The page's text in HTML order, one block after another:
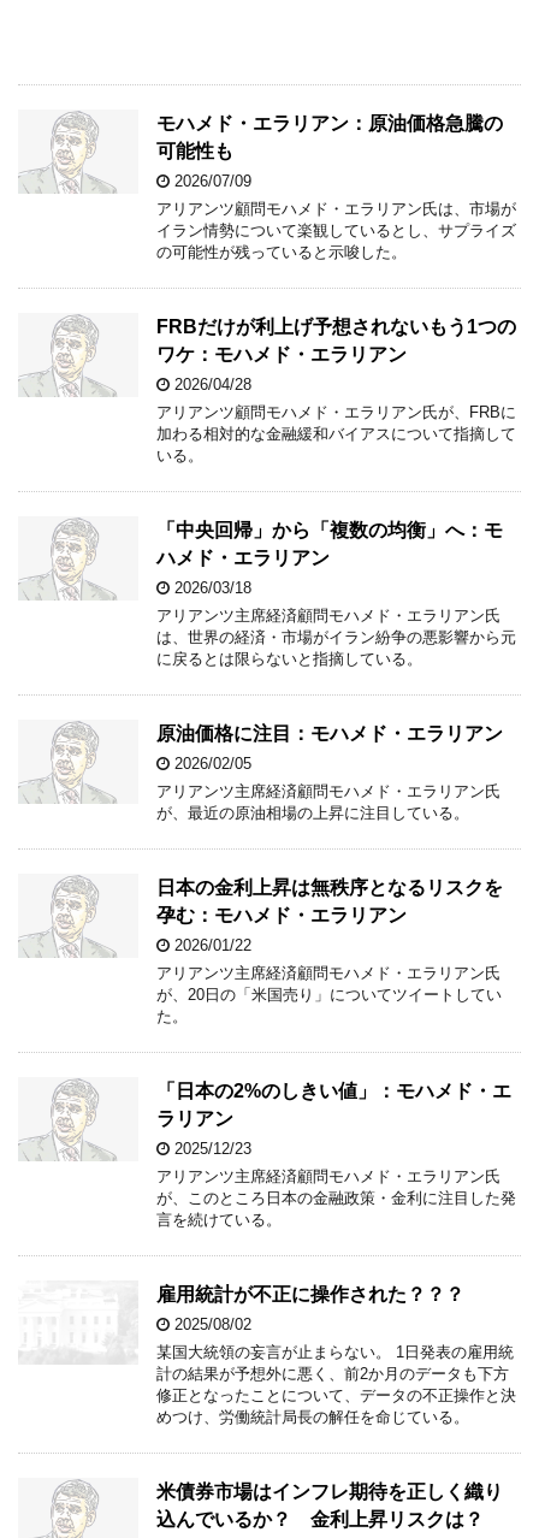
モハメド・エラリアン：原油価格急騰の
可能性も
2026/07/09
アリアンツ顧問モハメド・エラリアン氏は、市場が
イラン情勢について楽観しているとし、サプライズ
の可能性が残っていると示唆した。
FRBだけが利上げ予想されないもう1つの
ワケ：モハメド・エラリアン
2026/04/28
アリアンツ顧問モハメド・エラリアン氏が、FRBに
加わる相対的な金融緩和バイアスについて指摘して
いる。
「中央回帰」から「複数の均衡」へ：モ
ハメド・エラリアン
2026/03/18
アリアンツ主席経済顧問モハメド・エラリアン氏
は、世界の経済・市場がイラン紛争の悪影響から元
に戻るとは限らないと指摘している。
原油価格に注目：モハメド・エラリアン
2026/02/05
アリアンツ主席経済顧問モハメド・エラリアン氏
が、最近の原油相場の上昇に注目している。
日本の金利上昇は無秩序となるリスクを
孕む：モハメド・エラリアン
2026/01/22
アリアンツ主席経済顧問モハメド・エラリアン氏
が、20日の「米国売り」についてツイートしてい
た。
「日本の2%のしきい値」：モハメド・エ
ラリアン
2025/12/23
アリアンツ主席経済顧問モハメド・エラリアン氏
が、このところ日本の金融政策・金利に注目した発
言を続けている。
雇用統計が不正に操作された？？？
2025/08/02
某国大統領の妄言が止まらない。 1日発表の雇用統
計の結果が予想外に悪く、前2か月のデータも下方
修正となったことについて、データの不正操作と決
めつけ、労働統計局長の解任を命じている。
米債券市場はインフレ期待を正しく織り
込んでいるか？ 金利上昇リスクは？